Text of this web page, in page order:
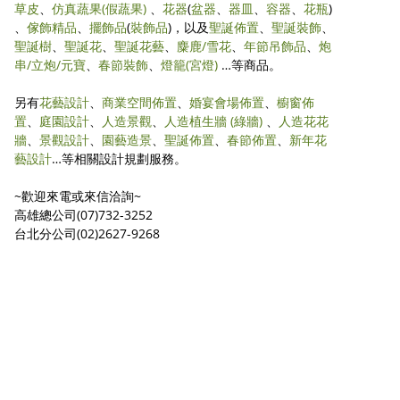
草皮、 仿真蔬果(假蔬果) 、 花器(盆器、 器皿、 容器、 花瓶)
、 傢飾精品、 擺飾品(裝飾品)，以及聖誕佈置、 聖誕裝飾、
聖誕樹、 聖誕花、 聖誕花藝、 麋鹿/雪花、 年節吊飾品、 炮
串/立炮/元寶、 春節裝飾、 燈籠(宮燈) …等商品。
另有花藝設計、 商業空間佈置、 婚宴會場佈置、 櫥窗佈
置、 庭園設計、 人造景觀、 人造植生牆 (綠牆) 、
人造花花
牆、 景觀設計、 園藝造景、 聖誕佈置、 春節佈置、 新年花
藝設計…等相關設計規劃服務。
~歡迎來電或來信洽詢~
高雄總公司(07)732-3252
台北分公司(02)2627-9268